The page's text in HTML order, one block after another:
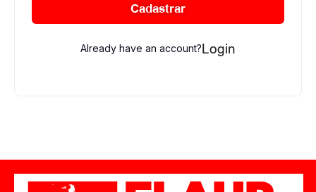
Cadastrar
Already have an account?Login